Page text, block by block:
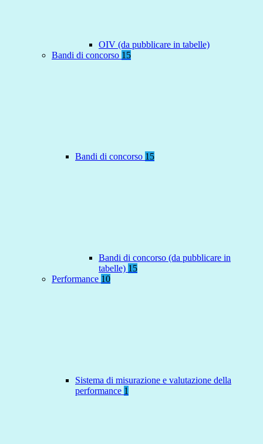
OIV (da pubblicare in tabelle)
Bandi di concorso 15
Bandi di concorso 15
Bandi di concorso (da pubblicare in
tabelle) 15
Performance 10
Sistema di misurazione e valutazione della
performance 1